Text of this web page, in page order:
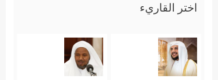
اختر القاريء